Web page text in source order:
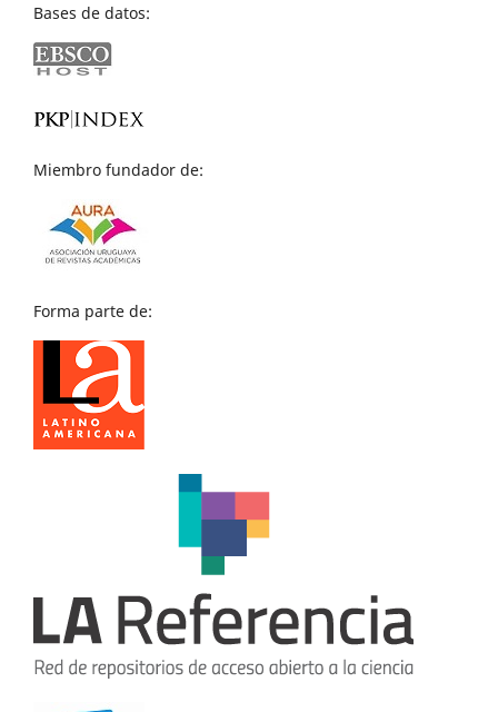
Bases de datos:
Miembro fundador de:
Forma parte de: